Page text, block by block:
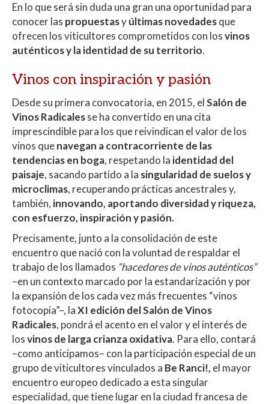
En lo que será sin duda una gran una oportunidad para
conocer las propuestasyúltimas novedadesque
ofrecen los viticultores comprometidos con losvinos
auténticos y la identidad de su territorio.
Vinos con inspiración y pasión
Desde su primera convocatoria, en 2015, elSalón de
Vinos Radicalesse ha convertido en una cita
imprescindible para los que reivindican el valor de los
vinos quenavegan a contracorriente de las
tendencias en boga, respetando la identidad del
paisaje, sacando partido a la singularidad de suelos y
microclimas, recuperando prácticas ancestrales y,
también, innovando, aportando diversidad y riqueza,
con esfuerzo, inspiración y pasión.
Precisamente, junto a la consolidación de este
encuentro que nació con la voluntad de respaldar el
trabajo de los llamados “hacedores de vinos auténticos”
–en un contexto marcado por la estandarización y por
la expansión de los cada vez más frecuentes “vinos
fotocopia”–, laXI edición del Salón de Vinos
Radicales, pondrá el acento en el valor y el interés de
losvinos de larga crianza oxidativa. Para ello, contará
–como anticipamos– con la participación especial de un
grupo de viticultores vinculados a Be Ranci!, el mayor
encuentro europeo dedicado a esta singular
especialidad, que tiene lugar en la ciudad francesa de